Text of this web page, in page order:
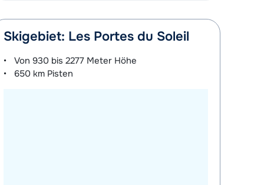
Skigebiet: Les Portes du Soleil
Von930 bis 2277 Meter Höhe
650 km Pisten